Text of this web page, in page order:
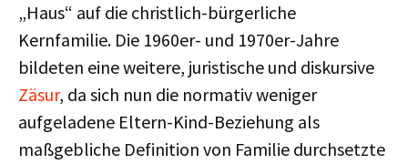
„Haus“ auf die christlich-bürgerliche
Kernfamilie. Die 1960er- und 1970er-Jahre
bildeten eine weitere, juristische und diskursive
Zäsur, da sich nun die normativ weniger
aufgeladene Eltern-Kind-Beziehung als
maßgebliche Definition von Familie durchsetzte